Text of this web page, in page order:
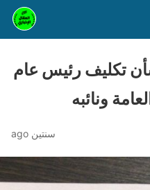
تكليف رئيس عام
ونائبه
سنتين ago